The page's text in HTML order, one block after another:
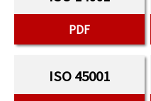
PDF
ISO 45001